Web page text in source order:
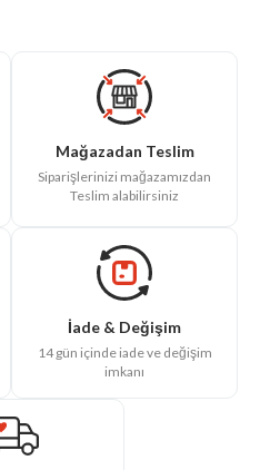
Mağazadan Teslim
Siparişlerinizi mağazamızdan
Teslim alabilirsiniz
İade & Değişim
14 gün içinde iade ve değişim
imkanı